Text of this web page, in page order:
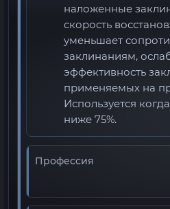
наложенные
скорость
уменьшает
заклинаниям,
эффективность
применяемых на
Используется
ниже 75%.
Профессия